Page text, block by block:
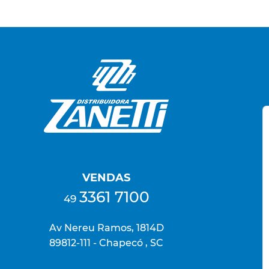
VENDAS
49 3361 7100
Av Nereu Ramos, 1814D
89812-111 - Chapecó , SC